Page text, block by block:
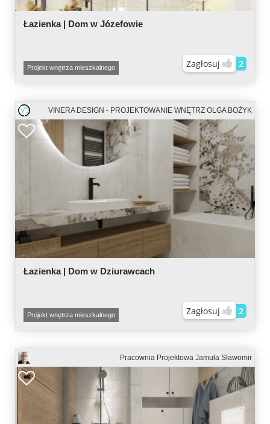
Łazienka | Dom w Józefowie
Projekt wnętrza mieszkalnego Zagłosuj 2
VINERA DESIGN - PROJEKTOWANIE WNĘTRZ OLGA BOŻYK
Łazienka | Dom w Dziurawcach
Projekt wnętrza mieszkalnego Zagłosuj 2
Pracownia Projektowa Jamuła Sławomir